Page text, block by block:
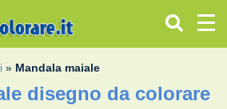
» Mandala maiale
disegno da colorare